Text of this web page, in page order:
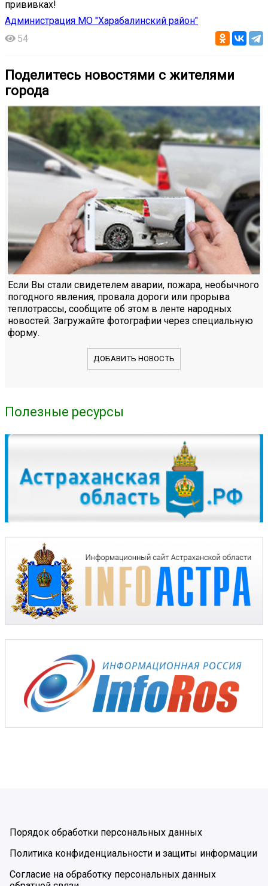
прививках!
Администрация МО "Харабалинский район"
54
Поделитесь новостями с жителями
города
Если Вы стали свидетелем аварии, пожара, необычного
погодного явления, провала дороги или прорыва
теплотрассы, сообщите об этом в ленте народных
новостей. Загружайте фотографии через специальную
форму.
ДОБАВИТЬ НОВОСТЬ
Полезные ресурсы
Порядок обработки персональных данных
Политика конфиденциальности и защиты информации
Согласие на обработку персональных данных